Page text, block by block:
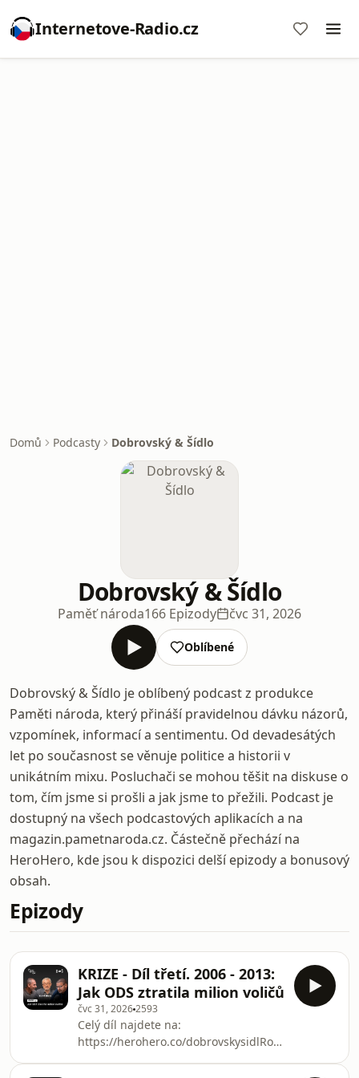
Internetove-Radio.cz
Domů Podcasty Dobrovský & Šídlo
Dobrovský & Šídlo
Paměť národa166 Epizody čvc 31, 2026
Oblíbené
Dobrovský & Šídlo je oblíbený podcast z produkce
Paměti národa, který přináší pravidelnou dávku názorů,
vzpomínek, informací a sentimentu. Od devadesátých
let po současnost se věnuje politice a historii v
unikátním mixu. Posluchači se mohou těšit na diskuse o
tom, čím jsme si prošli a jak jsme to přežili. Podcast je
dostupný na všech podcastových aplikacích a na
magazin.pametnaroda.cz. Částečně přechází na
HeroHero, kde jsou k dispozici delší epizody a bonusový
obsah.
Epizody
KRIZE - Díl třetí. 2006 - 2013:
Jak ODS ztratila milion voličů
čvc 31, 20262593
Celý díl najdete na:
https://herohero.co/dobrovskysidlRok